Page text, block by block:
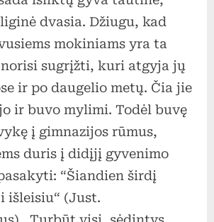
dvasia. Džiugu, kad
mokiniams yra ta
sugrįžti, kuri atgyja jų
ir po daugelio metų. Čia jie
ir buvo mylimi. Todėl buvę
į gimnazijos rūmus,
duris į didįjį gyvenimo
“Šiandien širdį
išleisiu“ (Just.